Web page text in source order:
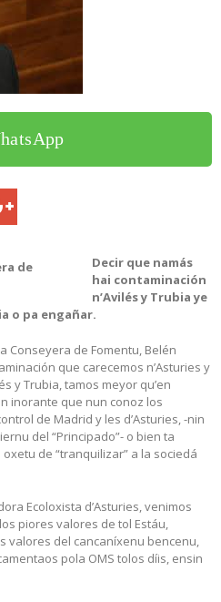
Decir que namás
hai contaminación
n’Avilés y Trubia ye
o pa engañar.
Conseyera de Fomentu, Belén
que carecemos n’Asturies y
y Trubia, tamos meyor qu’en
inorante que nun conoz los
de Madrid y les d’Asturies, -nin
del “Principado”- o bien ta
de “tranquilizar” a la sociedá
Ecoloxista d’Asturies, venimos
piores valores de tol Estáu,
valores del cancaníxenu bencenu,
pola OMS tolos díis, ensin